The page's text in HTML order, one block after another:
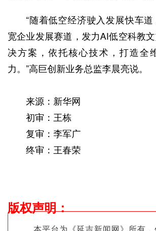
“随着低空经济驶入发展快车道
宽企业发展赛道，发力AI低空科教
决方案，依托核心技术，打造全
力。”高巨创新业务总监李晨亮说。
来源：新华网
初审：王栋
复审：李军广
终审：王春荣
版权声明：
本平台为《延吉新闻网》所有，